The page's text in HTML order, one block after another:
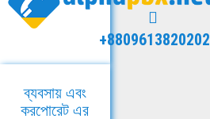
+8809613820202
ব্যবসায় এবং
করপোরেট এর